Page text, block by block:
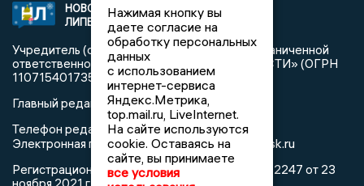
НОВОСТИ
ЛИПЕЦКА
2021 © NEWSLIPETSK.RU | СИ
«Новости Липецка»
Учредитель (соучредители): Общество с ограниченной
ответственностью «РЕГИОНАЛЬНЫЕ НОВОСТИ» (ОГРН
1107154017354)
Главный редактор: Герцог Е.Г.
Телефон редакции: +7 903 699 9427
Электронная почта редакции:info@newslipetsk.ru
Регистрационный номер: серия Эл № ФС77-82247 от 23
ноября 2021 г. согласно выписке из реестра
Нажимая кнопку вы
даете согласие на
обработку персональных
данных
с использованием
интернет-сервиса
Яндекс.Метрика,
top.mail.ru, LiveInternet.
На сайте используются
cookie. Оставаясь на
сайте, вы принимаете
все условия